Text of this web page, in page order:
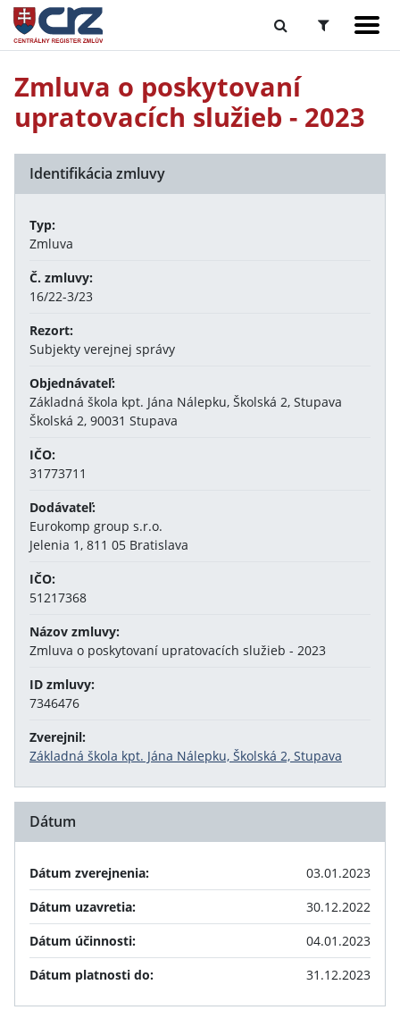
Zmluva o poskytovaní
upratovacích služieb - 2023
Identifikácia zmluvy
Typ:
Zmluva
Č. zmluvy:
16/22-3/23
Rezort:
Subjekty verejnej správy
Objednávateľ:
Základná škola kpt. Jána Nálepku, Školská 2, Stupava
Školská 2, 90031 Stupava
IČO:
31773711
Dodávateľ:
Eurokomp group s.r.o.
Jelenia 1, 811 05 Bratislava
IČO:
51217368
Názov zmluvy:
Zmluva o poskytovaní upratovacích služieb - 2023
ID zmluvy:
7346476
Zverejnil:
Základná škola kpt. Jána Nálepku, Školská 2, Stupava
Dátum
Dátum zverejnenia:
03.01.2023
Dátum uzavretia:
30.12.2022
Dátum účinnosti:
04.01.2023
Dátum platnosti do:
31.12.2023